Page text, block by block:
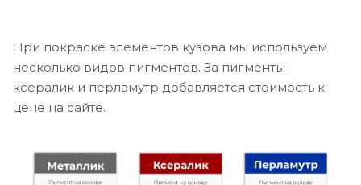
При покраске элементов кузова мы используем
несколько видов пигментов. За пигменты
ксералик и перламутр добавляется стоимость к
цене на сайте.